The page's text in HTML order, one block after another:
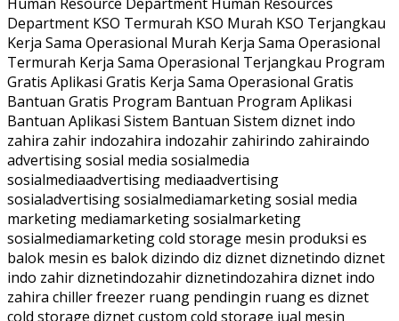
Department KSO Termurah KSO Murah KSO Terjangkau
Kerja Sama Operasional Murah Kerja Sama Operasional
Termurah Kerja Sama Operasional Terjangkau Program
Gratis Aplikasi Gratis Kerja Sama Operasional Gratis
Bantuan Gratis Program Bantuan Program Aplikasi
Bantuan Aplikasi Sistem Bantuan Sistem diznet indo
zahira zahir indozahira indozahir zahirindo zahiraindo
advertising sosial media sosialmedia
sosialmediaadvertising mediaadvertising
sosialadvertising sosialmediamarketing sosial media
marketing mediamarketing sosialmarketing
sosialmediamarketing cold storage mesin produksi es
balok mesin es balok dizindo diz diznet diznetindo diznet
indo zahir diznetindozahir diznetindozahira diznet indo
zahira chiller freezer ruang pendingin ruang es diznet
cold storage diznet custom cold storage jual mesin